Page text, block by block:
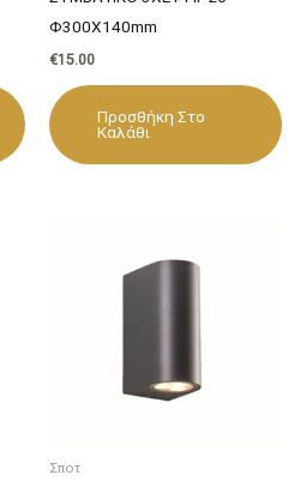
Φ300Χ140mm
€15.00
Προσθήκη Στο
Καλάθι
Σποτ